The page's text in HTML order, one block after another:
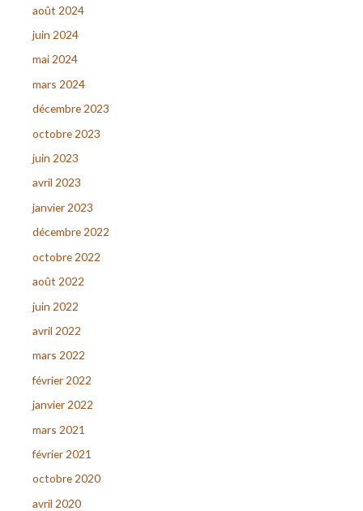
août 2024
juin 2024
mai 2024
mars 2024
décembre 2023
octobre 2023
juin 2023
avril 2023
janvier 2023
décembre 2022
octobre 2022
août 2022
juin 2022
avril 2022
mars 2022
février 2022
janvier 2022
mars 2021
février 2021
octobre 2020
avril 2020